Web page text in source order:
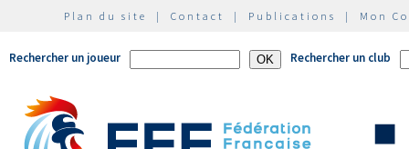
Plan du site | Contact | Publications | Mon
Rechercher un joueur Rechercher un club